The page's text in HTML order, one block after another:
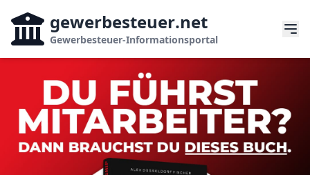
gewerbesteuer.net
Gewerbesteuer-Informationsportal